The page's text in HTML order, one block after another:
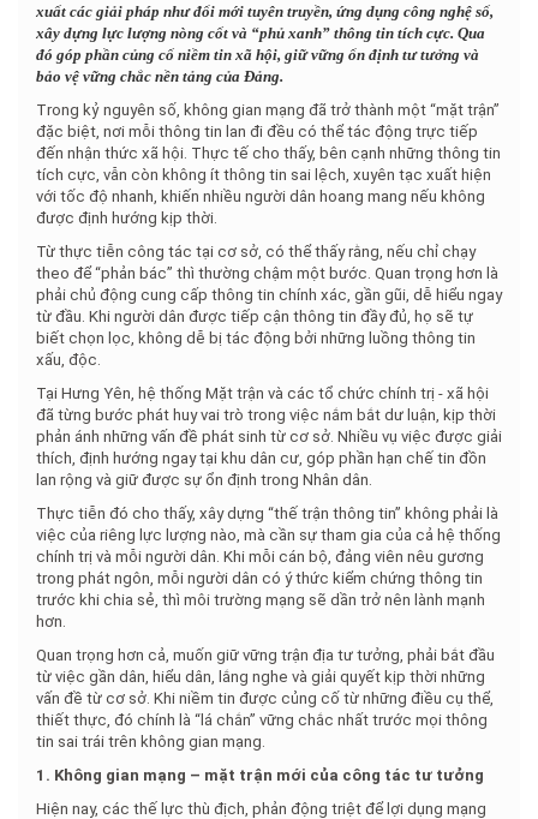
xuất các giải pháp như đổi mới tuyên truyền, ứng dụng công nghệ số,
xây dựng lực lượng nòng cốt và “phủ xanh” thông tin tích cực. Qua
đó góp phần củng cố niềm tin xã hội, giữ vững ổn định tư tưởng và
bảo vệ vững chắc nền tảng của Đảng.
Trong kỷ nguyên số, không gian mạng đã trở thành một “mặt trận”
đặc biệt, nơi mỗi thông tin lan đi đều có thể tác động trực tiếp
đến nhận thức xã hội. Thực tế cho thấy, bên cạnh những thông tin
tích cực, vẫn còn không ít thông tin sai lệch, xuyên tạc xuất hiện
với tốc độ nhanh, khiến nhiều người dân hoang mang nếu không
được định hướng kịp thời.
Từ thực tiễn công tác tại cơ sở, có thể thấy rằng, nếu chỉ chạy
theo để “phản bác” thì thường chậm một bước. Quan trọng hơn là
phải chủ động cung cấp thông tin chính xác, gần gũi, dễ hiểu ngay
từ đầu. Khi người dân được tiếp cận thông tin đầy đủ, họ sẽ tự
biết chọn lọc, không dễ bị tác động bởi những luồng thông tin
xấu, độc.
Tại Hưng Yên, hệ thống Mặt trận và các tổ chức chính trị - xã hội
đã từng bước phát huy vai trò trong việc nắm bắt dư luận, kịp thời
phản ánh những vấn đề phát sinh từ cơ sở. Nhiều vụ việc được giải
thích, định hướng ngay tại khu dân cư, góp phần hạn chế tin đồn
lan rộng và giữ được sự ổn định trong Nhân dân.
Thực tiễn đó cho thấy, xây dựng “thế trận thông tin” không phải là
việc của riêng lực lượng nào, mà cần sự tham gia của cả hệ thống
chính trị và mỗi người dân. Khi mỗi cán bộ, đảng viên nêu gương
trong phát ngôn, mỗi người dân có ý thức kiểm chứng thông tin
trước khi chia sẻ, thì môi trường mạng sẽ dần trở nên lành mạnh
hơn.
Quan trọng hơn cả, muốn giữ vững trận địa tư tưởng, phải bắt đầu
từ việc gần dân, hiểu dân, lắng nghe và giải quyết kịp thời những
vấn đề từ cơ sở. Khi niềm tin được củng cố từ những điều cụ thể,
thiết thực, đó chính là “lá chắn” vững chắc nhất trước mọi thông
tin sai trái trên không gian mạng.
1. Không gian mạng – mặt trận mới của công tác tư tưởng
Hiện nay, các thế lực thù địch, phản động triệt để lợi dụng mạng